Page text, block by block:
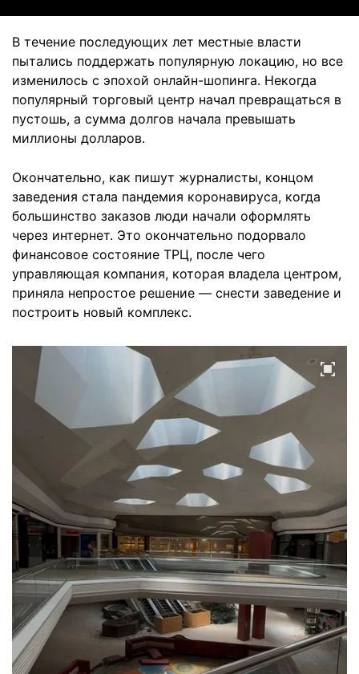
В течение последующих лет местные власти
пытались поддержать популярную локацию, но все
изменилось с эпохой онлайн-шопинга. Некогда
популярный торговый центр начал превращаться в
пустошь, а сумма долгов начала превышать
миллионы долларов.
Окончательно, как пишут журналисты, концом
заведения стала пандемия коронавируса, когда
большинство заказов люди начали оформлять
через интернет. Это окончательно подорвало
финансовое состояние ТРЦ, после чего
управляющая компания, которая владела центром,
приняла непростое решение — снести заведение и
построить новый комплекс.